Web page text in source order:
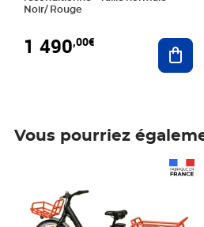
Noir/ Rouge
1 490,00€
Vous pourriez